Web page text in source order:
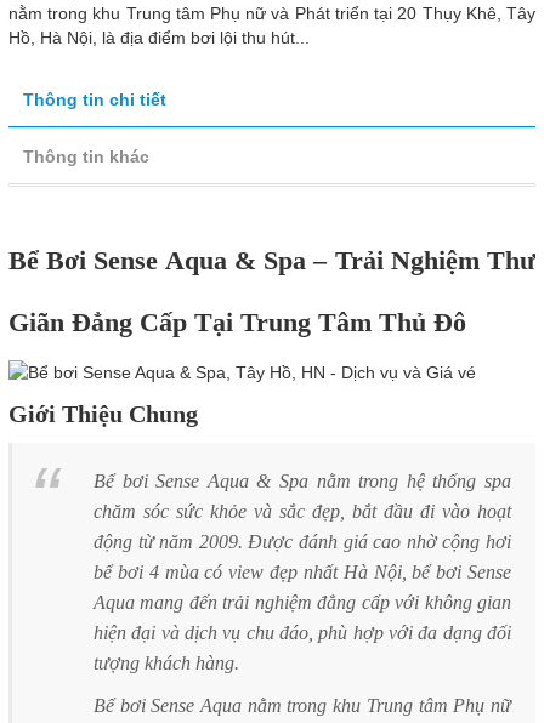
nằm trong khu Trung tâm Phụ nữ và Phát triển tại 20 Thụy Khê, Tây
Hồ, Hà Nội, là địa điểm bơi lội thu hút...
Thông tin chi tiết
Thông tin khác
Bể Bơi Sense Aqua & Spa – Trải Nghiệm Thư
Giãn Đẳng Cấp Tại Trung Tâm Thủ Đô
Giới Thiệu Chung
Bể bơi Sense Aqua & Spa nằm trong hệ thống spa
chăm sóc sức khỏe và sắc đẹp, bắt đầu đi vào hoạt
động từ năm 2009. Được đánh giá cao nhờ cộng hơi
bể bơi 4 mùa có view đẹp nhất Hà Nội, bể bơi Sense
Aqua mang đến trải nghiệm đẳng cấp với không gian
hiện đại và dịch vụ chu đáo, phù hợp với đa dạng đối
tượng khách hàng.
Bể bơi Sense Aqua nằm trong khu Trung tâm Phụ nữ